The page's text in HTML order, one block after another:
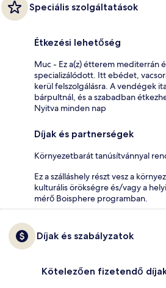
Speciális szolgáltatások
Étkezési lehetőség
Muc - Ez a(z) étterem mediterrán
specializálódott. Itt ebédet,
kerül felszolgálásra. A vendégek
bárpultnál, és a szabadban
Nyitva minden nap
Díjak és partnerségek
Környezetbarát tanúsítvánnyal
Ez a szálláshely részt vesz a
kulturális örökségre és/vagy a
mérő Boisphere programban.
Díjak és szabályzatok
Kötelezően fizetendő